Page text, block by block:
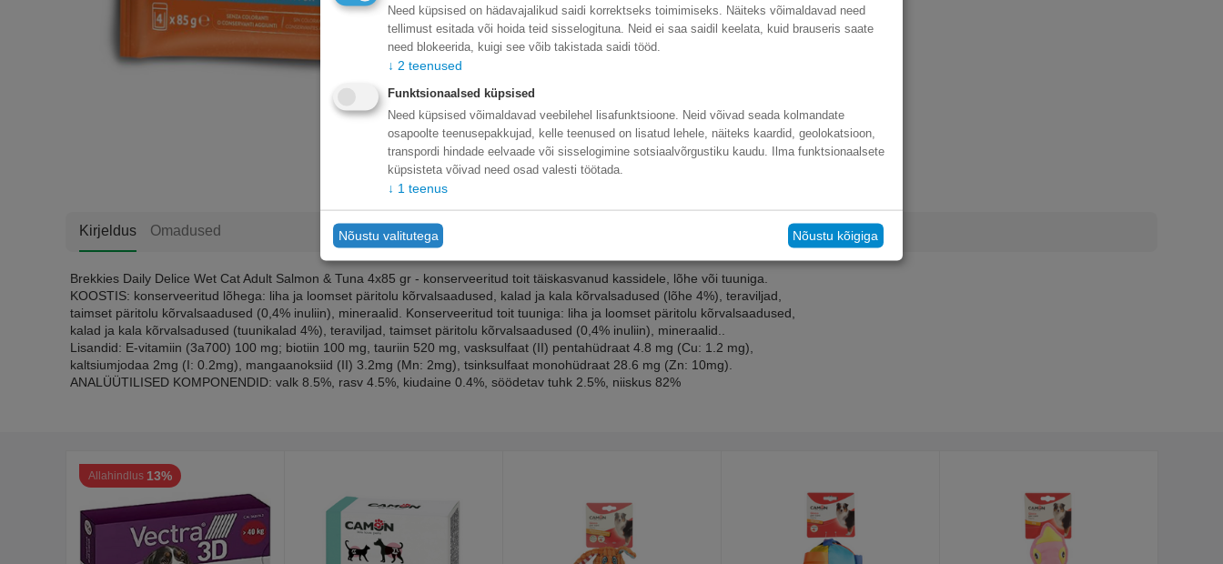
Kirjeldus Omadused
Brekkies Daily Delice Wet Cat Adult Salmon & Tuna 4x85 gr - konserveeritud toit täiskasvanud kassidele, lõhe või tuuniga.
KOOSTIS: konserveeritud lõhega: liha ja loomset päritolu kõrvalsaadused, kalad ja kala kõrvalsadused (lõhe 4%), teraviljad,
taimset päritolu kõrvalsaadused (0,4% inuliin), mineraalid. Konserveeritud toit tuuniga: liha ja loomset päritolu kõrvalsaadused,
kalad ja kala kõrvalsadused (tuunikalad 4%), teraviljad, taimset päritolu kõrvalsaadused (0,4% inuliin), mineraalid..
Lisandid: E-vitamiin (3a700) 100 mg; biotiin 100 mg, tauriin 520 mg, vasksulfaat (II) pentahüdraat 4.8 mg (Cu: 1.2 mg),
kaltsiumjodaa 2mg (I: 0.2mg), mangaanoksiid (II) 3.2mg (Mn: 2mg), tsinksulfaat monohüdraat 28.6 mg (Zn: 10mg).
ANALÜÜTILISED KOMPONENDID: valk 8.5%, rasv 4.5%, kiudaine 0.4%, söödetav tuhk 2.5%, niiskus 82%
Allahindlus 13%
Need küpsised on hädavajalikud saidi korrektseks toimimiseks. Näiteks võimaldavad need
tellimust esitada või hoida teid sisselogituna. Neid ei saa saidil keelata, kuid brauseris saate
need blokeerida, kuigi see võib takistada saidi tööd.
↓ 2 teenused
Funktsionaalsed küpsised
Need küpsised võimaldavad veebilehel lisafunktsioone. Neid võivad seada kolmandate
osapoolte teenusepakkujad, kelle teenused on lisatud lehele, näiteks kaardid, geolokatsioon,
transpordi hindade eelvaade või sisselogimine sotsiaalvõrgustiku kaudu. Ilma funktsionaalsete
küpsisteta võivad need osad valesti töötada.
↓ 1 teenus
Nõustu valitutega Nõustu kõigiga